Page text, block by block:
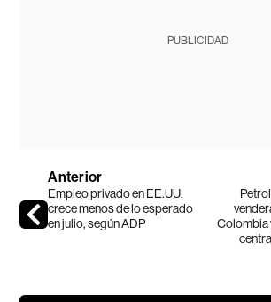
PUBLICIDAD
Anterior
Empleo privado en EE.UU.
crece menos de lo esperado
en julio, según ADP
Colombia